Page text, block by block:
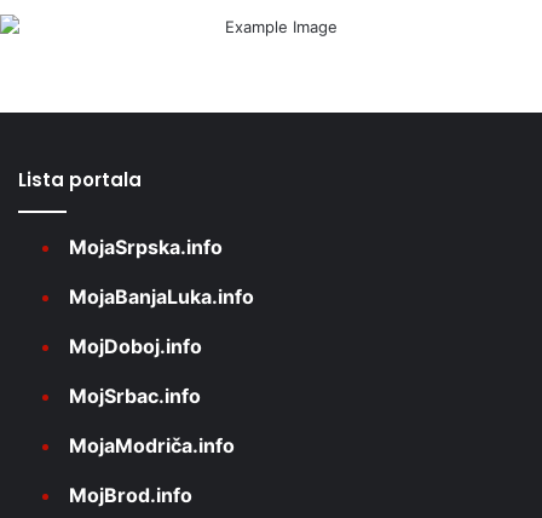
Lista portala
MojaSrpska.info
MojaBanjaLuka.info
MojDoboj.info
MojSrbac.info
MojaModriča.info
MojBrod.info